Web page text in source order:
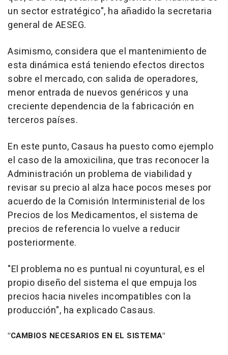
un sector estratégico", ha añadido la secretaria
general de AESEG.
Asimismo, considera que el mantenimiento de
esta dinámica está teniendo efectos directos
sobre el mercado, con salida de operadores,
menor entrada de nuevos genéricos y una
creciente dependencia de la fabricación en
terceros países.
En este punto, Casaus ha puesto como ejemplo
el caso de la amoxicilina, que tras reconocer la
Administración un problema de viabilidad y
revisar su precio al alza hace pocos meses por
acuerdo de la Comisión Interministerial de los
Precios de los Medicamentos, el sistema de
precios de referencia lo vuelve a reducir
posteriormente.
"El problema no es puntual ni coyuntural, es el
propio diseño del sistema el que empuja los
precios hacia niveles incompatibles con la
producción", ha explicado Casaus.
"CAMBIOS NECESARIOS EN EL SISTEMA"